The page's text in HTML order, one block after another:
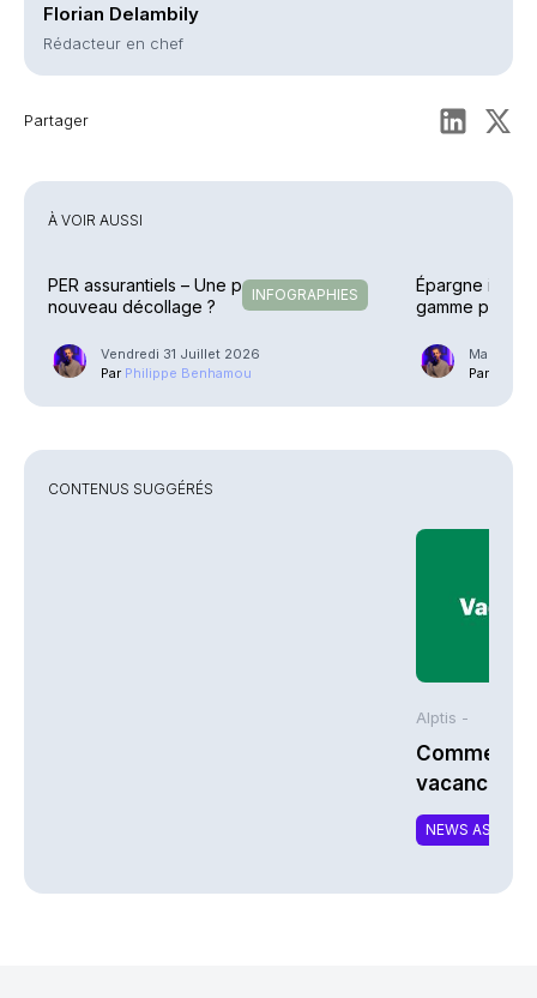
Florian Delambily
Rédacteur en chef
Partager
À VOIR AUSSI
INFOGRAPHIES
PER assurantiels – Une pause avant un
nouveau décollage ?
Vendredi 31 Juillet 2026
Par Philippe Benhamou
Épargne
gamme
Mardi 7
Par
CONTENUS SUGGÉRÉS
Alptis -
Comment
vacances à
NEWS